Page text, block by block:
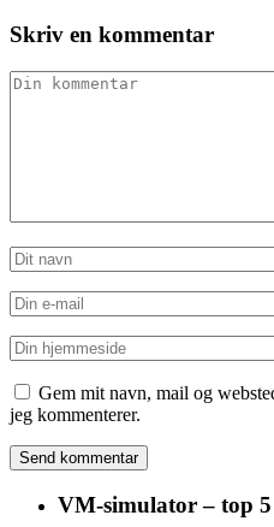
Skriv en kommentar
Gem mit navn, mail og
jeg kommenterer.
VM-simulator – top 5